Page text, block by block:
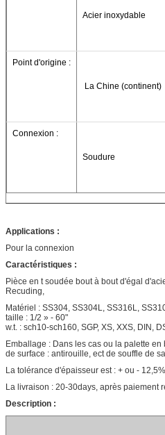
Acier inoxydable
Point d'origine :
La Chine (continent)
Connexion :
Soudure
Applications :
Pour la connexion
Caractéristiques :
Pièce en t soudée bout à bout d'égal
Recuding,
Matériel : SS304, SS304L, SS316L,
taille : 1/2 » - 60"
w.t. : sch10-sch160, SGP, XS, XXS, DIN,
Emballage : Dans les cas ou la palette
de surface : antirouille, ect de souffle de
La tolérance d'épaisseur est : + ou - 12,5%
La livraison : 20-30days, après paiement
Description :